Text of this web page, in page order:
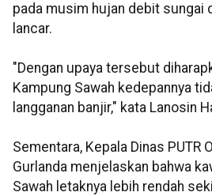
pada musim hujan debit sungai
lancar.
"Dengan upaya tersebut
Kampung Sawah kedepannya
langganan banjir," kata Lanosin
Sementara, Kepala Dinas PUTR
Gurlanda menjelaskan bahwa
Sawah letaknya lebih rendah